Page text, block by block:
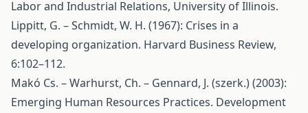
Labor and Industrial Relations, University of Illinois.
Lippitt, G. – Schmidt, W. H. (1967): Crises in a
developing organization. Harvard Business Review,
6:102–112.
Makó Cs. – Warhurst, Ch. – Gennard, J. (szerk.) (2003):
Emerging Human Resources Practices. Development